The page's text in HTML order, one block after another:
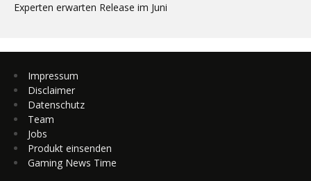
Experten erwarten Release im Juni
Impressum
Disclaimer
Datenschutz
Team
Jobs
Produkt einsenden
Gaming News Time